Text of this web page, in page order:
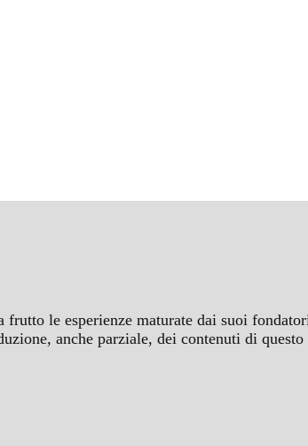
le esperienze maturate dai suoi
anche parziale, dei contenuti di questo